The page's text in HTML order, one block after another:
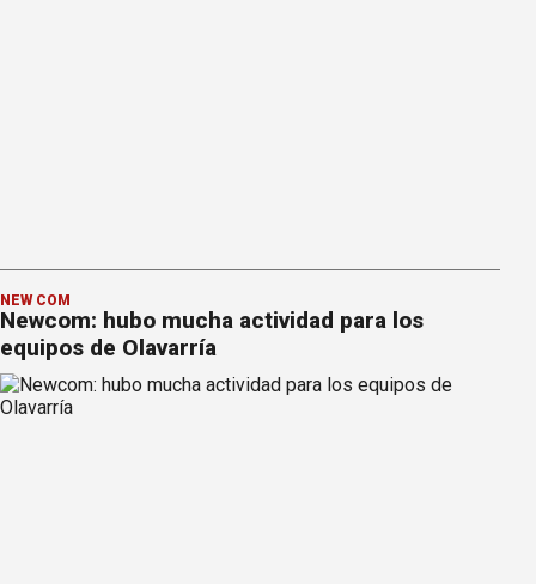
NEW COM
Newcom: hubo mucha actividad para los
equipos de Olavarría